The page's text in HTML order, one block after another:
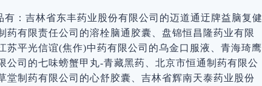
有：吉林省东丰药业股份有限公司的迈道通迂牌益脑复健
药有限责任公司的溶栓脑通胶囊、盘锦恒昌隆药业有限
苏平光信谊(焦作)中药有限公司的乌金口服液、青海琦鹰
公司的七味螃蟹甲丸-青藏黑药、北京市恒通制药有限公
堂制药有限公司的心舒胶囊、吉林省辉南天泰药业股份